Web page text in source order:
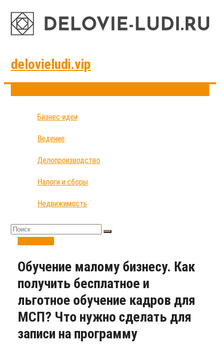
delovieludi.vip
Бизнес-идеи
Ведение
Делопроизводство
Налоги и сборы
Недвижимость
Обучение малому бизнесу. Как
получить бесплатное и
льготное обучение кадров для
МСП? Что нужно сделать для
записи на программу